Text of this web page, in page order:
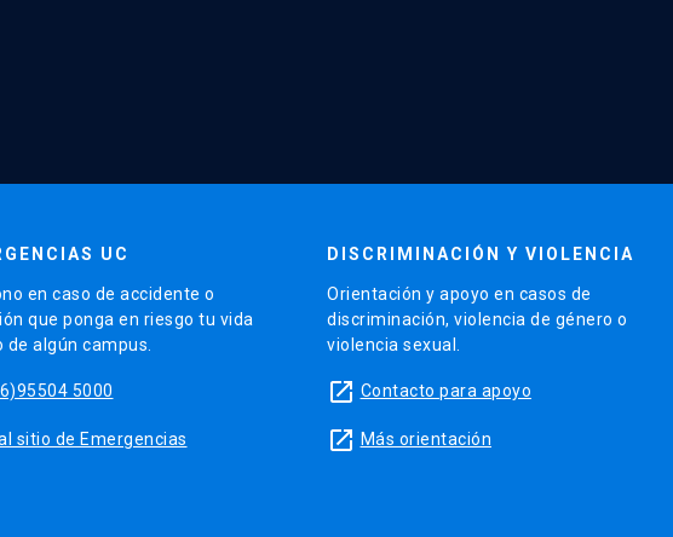
UC
en caso de accidente o
que ponga en riesgo tu vida
de algún campus.
5000
sitio de Emergencias
DISCRIMINACIÓN Y VIOLENCIA
Orientación y apoyo en casos de
discriminación, violencia de género o
violencia sexual.
launch Contacto para apoyo
launch Más orientación